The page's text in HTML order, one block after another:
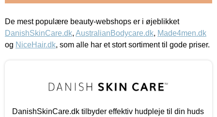
De mest populære beauty-webshops er i øjeblikket
DanishSkinCare.dk, AustralianBodycare.dk, Made4men.dk
og NiceHair.dk, som alle har et stort sortiment til gode priser.
DanishSkinCare.dk tilbyder effektiv hudpleje til din huds